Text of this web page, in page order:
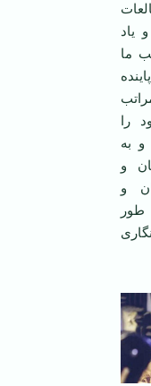
یاد
ما
را
و به
و
و
طور